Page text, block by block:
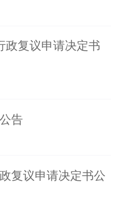
政复议申请决定书
告
复议申请决定书公